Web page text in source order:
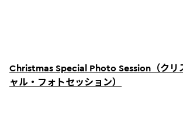
Christmas Special Photo Session （ク
ャル・フォトセッション）